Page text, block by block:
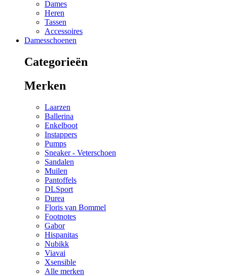
Dames
Heren
Tassen
Accessoires
Damesschoenen
Categorieën
Merken
Laarzen
Ballerina
Enkelboot
Instappers
Pumps
Sneaker - Veterschoen
Sandalen
Muilen
Pantoffels
DLSport
Durea
Floris van Bommel
Footnotes
Gabor
Hispanitas
Nubikk
Viavai
Xsensible
Alle merken